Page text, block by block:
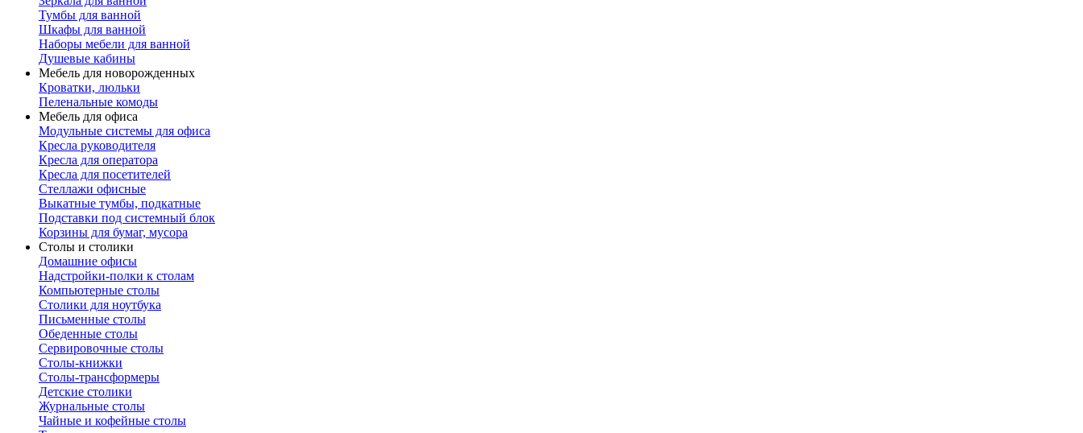
Тумбы для ванной
Шкафы для ванной
Наборы мебели для ванной
Душевые кабины
Мебель для новорожденных
Кроватки, люльки
Пеленальные комоды
Мебель для офиса
Модульные системы для офиса
Кресла руководителя
Кресла для оператора
Кресла для посетителей
Стеллажи офисные
Выкатные тумбы, подкатные
Подставки под системный блок
Корзины для бумаг, мусора
Столы и столики
Домашние офисы
Надстройки-полки к столам
Компьютерные столы
Столики для ноутбука
Письменные столы
Обеденные столы
Сервировочные столы
Столы-книжки
Столы-трансформеры
Детские столики
Журнальные столы
Чайные и кофейные столы